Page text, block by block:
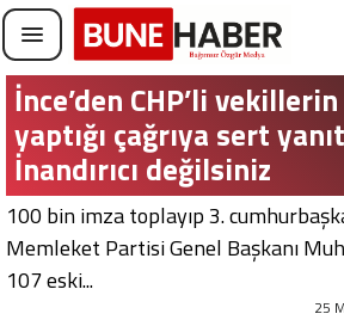
İnce’den CHP’li
yaptığı çağrıya sert
İnandırıcı değilsiniz
100 bin imza toplayıp 3.
Memleket Partisi Genel Başkanı
107 eski...
25